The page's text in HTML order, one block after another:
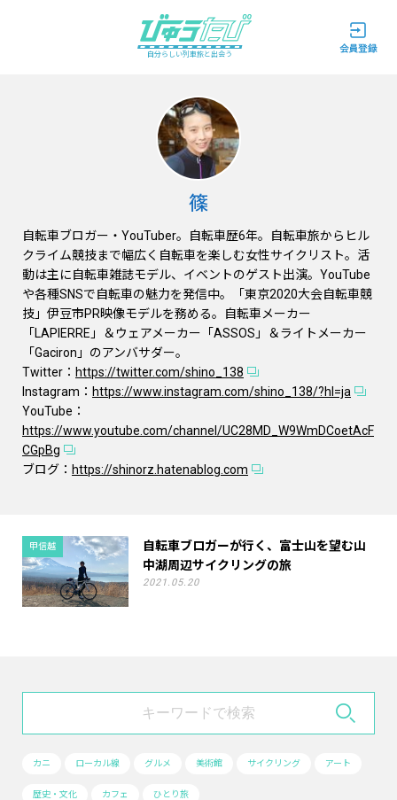
自分らしい列車旅と出会う
篠
自転車ブロガー・YouTuber。自転車歴6年。自転車旅からヒル
クライム競技まで幅広く自転車を楽しむ女性サイクリスト。活
動は主に自転車雑誌モデル、イベントのゲスト出演。YouTube
や各種SNSで自転車の魅力を発信中。「東京2020大会自転車競
技」伊豆市PR映像モデルを務める。自転車メーカー
「LAPIERRE」＆ウェアメーカー「ASSOS」＆ライトメーカー
「Gaciron」のアンバサダー。
Twitter： https://twitter.com/shino_138
Instagram： https://www.instagram.com/shino_138/?hl=ja
YouTube：
https://www.youtube.com/channel/UC28MD_W9WmDCoetAcF
CGpBg
ブログ： https://shinorz.hatenablog.com
甲信越
自転車ブロガーが行く、富士山を望む山
中湖周辺サイクリングの旅
2021.05.20
カニ ローカル線 グルメ 美術館 サイクリング アート
歴史・文化 カフェ ひとり旅